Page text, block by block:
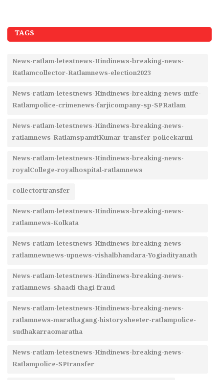
TAGS
News-ratlam-letestnews-Hindinews-breaking-news-
Ratlamcollector-Ratlamnews-election2023
News-ratlam-letestnews-Hindinews-breaking-news-mtfe-
Ratlampolice-crimenews-farjicompany-sp-SPRatlam
News-ratlam-letestnews-Hindinews-breaking-news-
ratlamnews-RatlamspamitKumar-transfer-policekarmi
News-ratlam-letestnews-Hindinews-breaking-news-
royalCollege-royalhospital-ratlamnews
collectortransfer
News-ratlam-letestnews-Hindinews-breaking-news-
ratlamnews-Kolkata
News-ratlam-letestnews-Hindinews-breaking-news-
ratlamnewnews-upnews-vishalbhandara-Yogiadityanath
News-ratlam-letestnews-Hindinews-breaking-news-
ratlamnews-shaadi-thagi-fraud
News-ratlam-letestnews-Hindinews-breaking-news-
ratlamnews-marathagang-historysheeter-ratlampolice-
sudhakarraomaratha
News-ratlam-letestnews-Hindinews-breaking-news-
Ratlampolice-SPtransfer